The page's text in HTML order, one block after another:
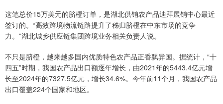
这笔总价15万美元的脐橙订单，是湖北供销农产品迪拜展销中心最近
签订的。“高效跨境物流链路提升了秭归脐橙在中东市场的竞争
力。”湖北城乡供应链集团跨境业务相关负责人说。
不只是脐橙，越来越多国内优质特色农产品正香飘异国。据统计，“十
四五”时期，我国农产品出口额逐年增长，由2021年的5443.4亿元增
长至2024年的7327.5亿元，增长34.6%。今年前11个月，我国农产品
出口覆盖224个国家和地区。